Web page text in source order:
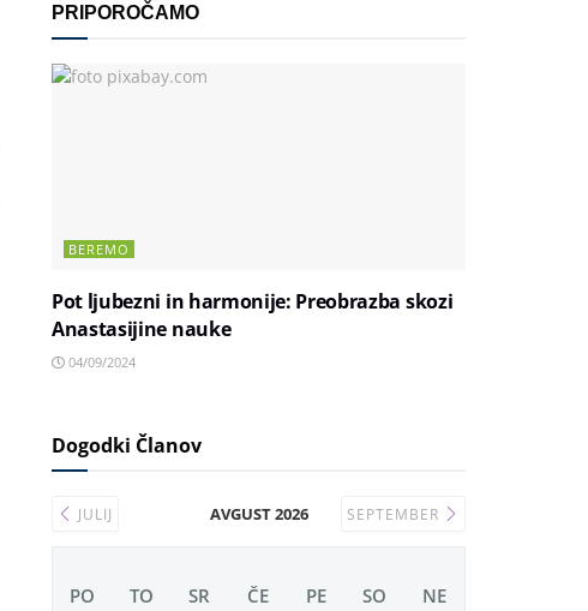
PRIPOROČAMO
BEREMO
Pot ljubezni in harmonije: Preobrazba skozi
Anastasijine nauke
04/09/2024
Dogodki Članov
JULIJ AVGUST 2026 SEPTEMBER
PO TO SR ČE PE SO NE